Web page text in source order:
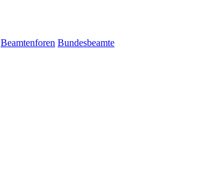
Beamtenforen Bundesbeamte